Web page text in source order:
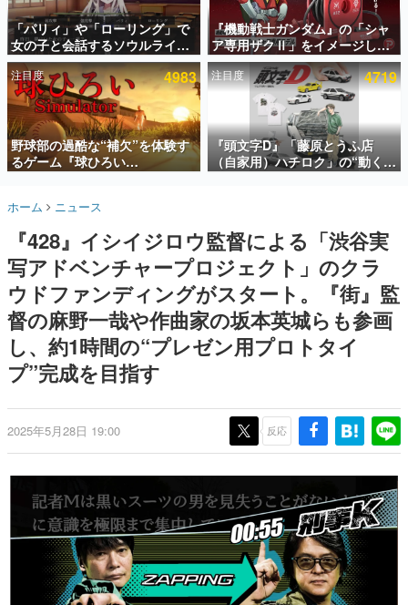
アプリセール情報
インタビュー
連載・特集一覧
殿堂入り記事
SNS拡散数が数千以上！ ページビュー数万以上！ などな
ど。多くの人々に読まれた、電ファミ渾身の“殿堂入り”記
事をまとめました。
名作ゲームクリエイターの方々に製作時のエピソードをお
きます。
赫本
この物語を解いてはいけない。『赫本』は、〈試験問題〉
の形をした短編ホラー小説集です。
新世代に訊く
これからのデジタルゲーム市場を担う若きクリエイター達
の姿を追い、彼らのルーツと情熱を探っていきます。
ゲーム世代の作家たち
ゲームに多大な影響を受けた作家さんに取材し、ゲームが
日本のコンテンツ産業やカルチャーに与えた影響を探る企
画です。
日本のモバイルゲーム史における主要なトピック・タイト
ルを網羅するほか、開発者へのインタビューや識者による
解説を掲載。約20年の歴史が一望できる決定版！
若ゲのいたり〜ゲームクリエイターの青春〜
『うつヌケ』『ペンと箸』等で知られるマンガ家・田中圭
一先生によるゲーム業界レポートマンガです。
「パリィ」や「ローリング」で
女の子と会話するソウルライク
恋愛ゲーム『小早川さんはソウ
ルライク』無料公開。返事に失
敗すると「YOU DIED」
『機動戦士ガンダム』の「シャ
ア専用ザクⅡ」をイメージした
散水ホースリールが予約開始。
本体にはシャアのパーソナルマ
ークやジオン公国軍のエンブレ
ム、型式番号などを配置
注目度 4983
野球部の過酷な“補欠”を体験す
るゲーム『球ひろい
Simulator』が「1件」のウィッ
対応しSNSで話題に。『キング
プロ野球選手から称賛の声
注目度 4719
『頭文字D』「藤原とうふ店
（自家用）ハチロク」の“動くテ
ィッシュケース”が買えるポップ
モール高崎」にて、8月11日か
ら8月20日までの期間限定で開
催予定
ホーム ニュース
『428』イシイジロウ監督による「渋谷実
写アドベンチャープロジェクト」のクラ
ウドファンディングがスタート。『街』監
督の麻野一哉や作曲家の坂本英城らも参画
し、約1時間の“プレゼン用プロトタイ
プ”完成を目指す
2025年5月28日 19:00 反応